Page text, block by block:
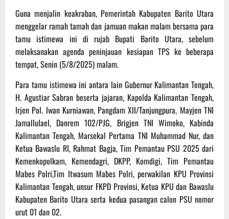
Guna menjalin keakraban, Pemerintah Kabupaten Barito Utara
menggelar ramah tamah dan jamuan makan malam bersama para
tamu istimewa ini di rujab Bupati Barito Utara, sebelum
melaksanakan agenda peninjauan kesiapan TPS ke beberapa
tempat, Senin (5/8/2025) malam.
Para tamu istimewa ini antara lain Gubernur Kalimantan Tengah,
H. Agustiar Sabran beserta jajaran, Kapolda Kalimantan Tengah,
Irjen Pol. Iwan Kurniawan, Pangdam XII/Tanjungpura, Mayjen TNI
Jamallulael, Danrem 102/PJG, Brigjen TNI Wimoko, Kabinda
Kalimantan Tengah, Marsekal Pertama TNI Muhammad Nur, dan
Ketua Bawaslu RI, Rahmat Bagja, Tim Pemantau PSU 2025 dari
Kemenkopolkam, Kemendagri, DKPP, Komdigi, Tim Pemantau
Mabes Polri,Tim Itwasum Mabes Polri, perwakilan KPU Provinsi
Kalimantan Tengah, unsur FKPD Provinsi, Ketua KPU dan Bawaslu
Kabupaten Barito Utara serta kedua pasangan calon PSU nomor
urut 01 dan 02.